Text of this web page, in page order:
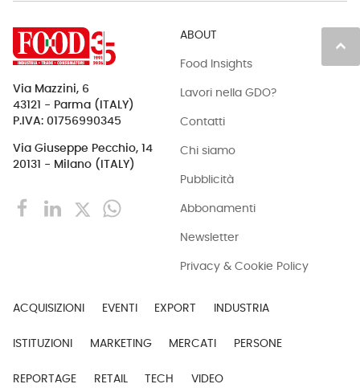
keyboard_arrow_up
Via Mazzini, 6
43121 - Parma (ITALY)
P.IVA: 01756990345
Via Giuseppe Pecchio, 14
20131 - Milano (ITALY)
ABOUT
Food Insights
Lavori nella GDO?
Contatti
Chi siamo
Pubblicità
Abbonamenti
Newsletter
Privacy & Cookie Policy
ACQUISIZIONI EVENTI EXPORT INDUSTRIA
ISTITUZIONI MARKETING MERCATI PERSONE
REPORTAGE RETAIL TECH VIDEO